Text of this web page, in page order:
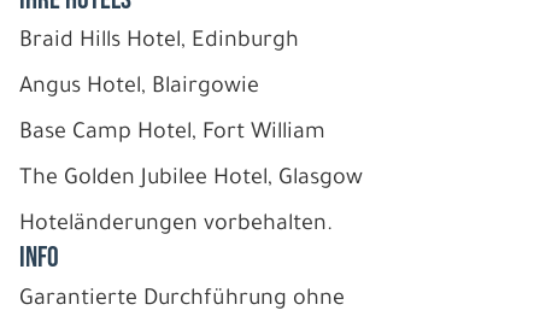
Braid Hills Hotel, Edinburgh
Angus Hotel, Blairgowie
Base Camp Hotel, Fort William
The Golden Jubilee Hotel, Glasgow
Hoteländerungen vorbehalten.
INFO
Garantierte Durchführung ohne